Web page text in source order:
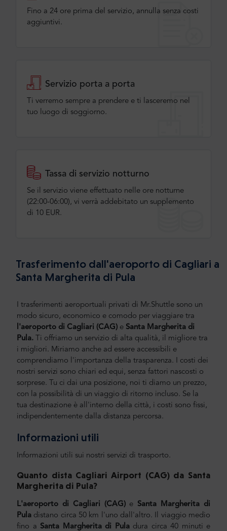
Fino a 24 ore prima del servizio, annulla senza costi
aggiuntivi.
Servizio porta a porta
Ti verremo sempre a prendere e ti lasceremo nel
tuo luogo di soggiorno.
Tassa di servizio notturno
Se il servizio viene effettuato nelle ore notturne
(22:00-06:00), vi verrà addebitato un supplemento
di 10 EUR.
Trasferimento dall'aeroporto di Cagliari a
Santa Margherita di Pula
I trasferimenti aeroportuali privati di Mr.Shuttle sono un
modo sicuro, economico e comodo per viaggiare tra
l'aeroporto di Cagliari (CAG) e Santa Margherita di
Pula. Ti offriamo un servizio di alta qualità, il migliore tra
i migliori. Miriamo anche ad essere accessibili e
comprendiamo l'importanza della trasparenza. I costi dei
nostri servizi sono chiari ed equi, senza fattori nascosti o
sorprese. Tu ci dai una posizione, noi ti diamo un prezzo,
con la possibilità di un viaggio di ritorno incluso. Se la
tua destinazione è all'interno della città, i costi sono fissi,
indipendentemente dalla distanza percorsa.
Informazioni utili
Informazioni utili sui nostri servizi di trasporto.
Quanto dista Cagliari Airport (CAG) da Santa
Margherita di Pula?
L'aeroporto di Cagliari (CAG)e Santa Margherita di
Pula distano circa 50 km l'uno dall'altro. Il viaggio medio
fino a Santa Margherita di Puladura circa 40 minuti e